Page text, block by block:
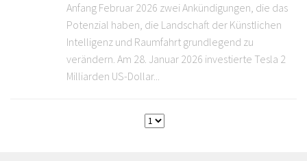
Anfang Februar 2026 zwei Ankündigungen, die das
Potenzial haben, die Landschaft der Künstlichen
Intelligenz und Raumfahrt grundlegend zu
verändern. Am 28. Januar 2026 investierte Tesla 2
Milliarden US-Dollar...